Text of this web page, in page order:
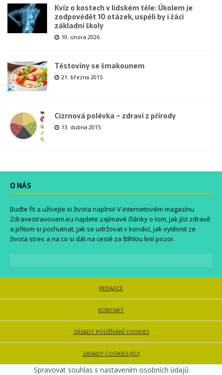
Kvíz o kostech v lidském těle: Úkolem je
zodpovědět 10 otázek, uspěli by i žáci
základní školy
10. února 2026
Těstoviny se šmakounem
21. března 2015
Cizrnová polévka – zdraví z přírody
13. dubna 2015
O NÁS
Buďte fit a užívejte si života naplno! V internetovém magazínu
Zdravestravovani.eu najdete zajímavé články o tom, jak jíst zdravě
a přitom si pochutnat, jak se udržovat v kondici, jak vytěsnit ze
života stres a na co si dát na cestě za štíhlou linií pozor.
REDAKCE
KONTAKT
ZÁSADY POUŽÍVÁNÍ COOKIES
ZÁSADY COOKIES (EU)
Spravovat souhlas s nastavením osobních údajů